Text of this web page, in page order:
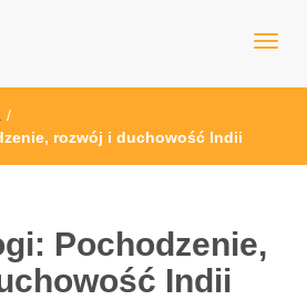
sportowy
/
rozwój i duchowość Indii
Pochodzenie,
Indii